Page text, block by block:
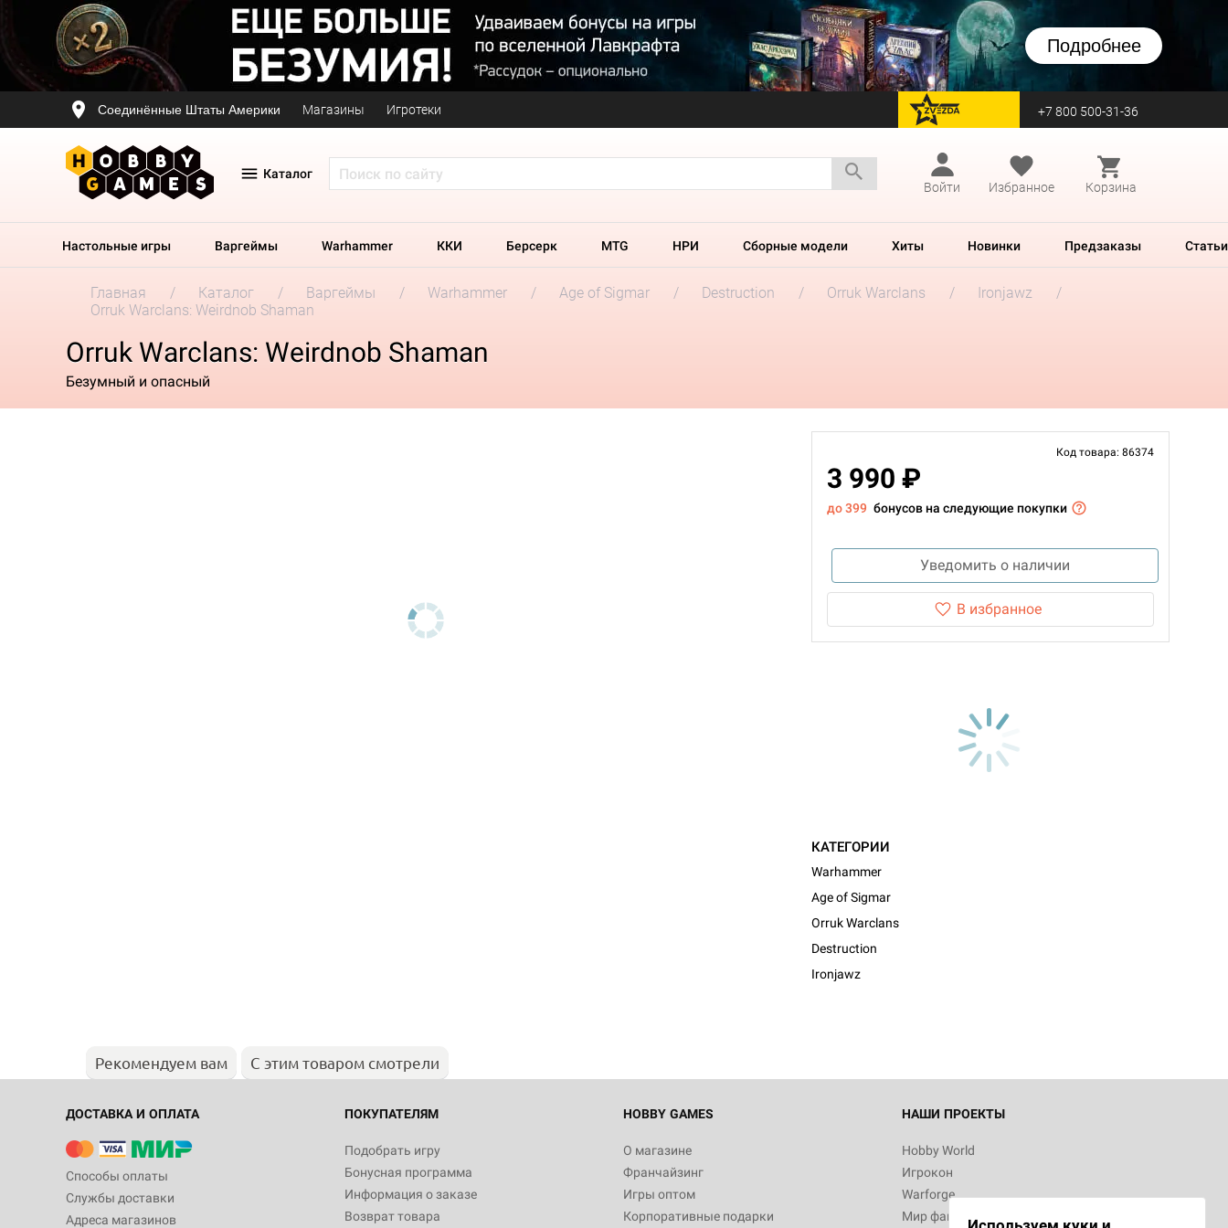
Подробнее
Соединённые Штаты Америки Магазины Игротеки перейти на Zvezda +7 800 500-31-36
Каталог
Войти
Избранное Корзина
Настольные игры Варгеймы Warhammer ККИ Берсерк MTG НРИ Сборные модели Хиты Новинки Предзаказы Статьи
Главная Каталог Варгеймы Warhammer Age of Sigmar Destruction Orruk Warclans
Ironjawz
Orruk Warclans: Weirdnob Shaman
Orruk Warclans: Weirdnob Shaman
Безумный и опасный
Код товара: 86374
3 990 ₽
до 399 бонусов на следующие покупки
Уведомить о наличии
В избранное
КАТЕГОРИИ
Warhammer
Age of Sigmar
Orruk Warclans
Destruction
Ironjawz
Рекомендуем вам С этим товаром смотрели
ДОСТАВКА И ОПЛАТА
Способы оплаты
Службы доставки
Адреса магазинов
ПОКУПАТЕЛЯМ
Подобрать игру
Бонусная программа
Информация о заказе
Возврат товара
HOBBY GAMES
О магазине
Франчайзинг
Игры оптом
Корпоративные подарки
НАШИ ПРОЕКТЫ
Hobby World
Игрокон
Warforge
Мир фантастики